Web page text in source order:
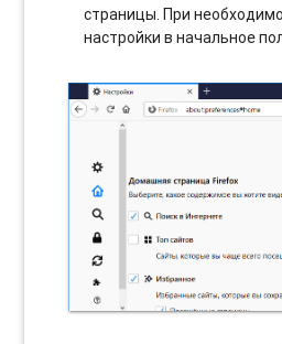
страницы. При
настройки в начальное